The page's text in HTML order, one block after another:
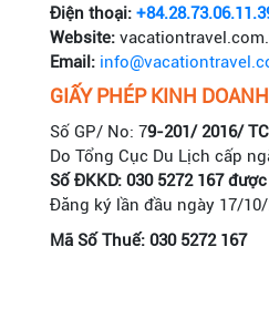
Điện thoại:
Website:
Email:
GIẤY PHÉP KINH
Số GP/ No: 79-201/ 2016/
Do Tổng Cục Du Lịch cấp
Số ĐKKD: 030 5272 167
Đăng ký lần đầu ngày 17/
Mã Số Thuế: 030 5272 167